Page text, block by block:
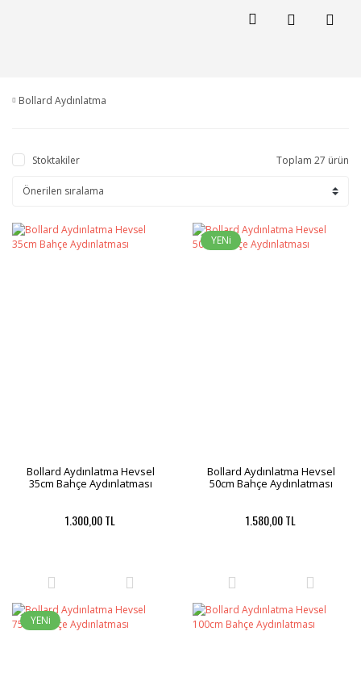
Bollard Aydınlatma
Stoktakiler Toplam 27 ürün
Bollard Aydınlatma Hevsel
35cm Bahçe Aydınlatması
1.300,00 TL
YENi
Bollard Aydınlatma Hevsel
50cm Bahçe Aydınlatması
1.580,00 TL
YENi